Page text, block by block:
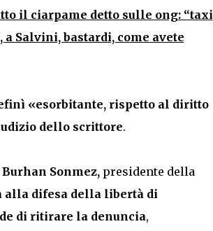
il ciarpame detto sulle ong: “taxi
a Salvini, bastardi, come avete
«esorbitante, rispetto al diritto
dello scrittore.
Sonmez, presidente della
alla difesa della libertà di
di ritirare la denuncia,